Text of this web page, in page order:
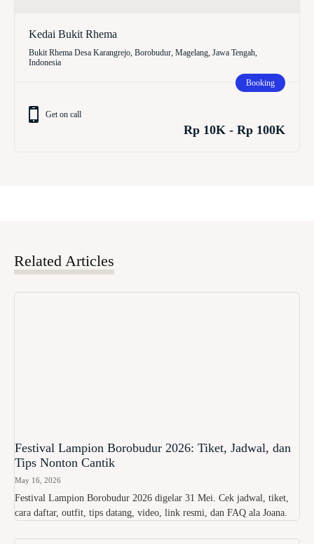
Kedai Bukit Rhema
Bukit Rhema Desa Karangrejo, Borobudur, Magelang, Jawa Tengah,
Indonesia
Booking
Get on call
Rp 10K - Rp 100K
Related Articles
Festival Lampion Borobudur 2026: Tiket, Jadwal, dan
Tips Nonton Cantik
May 16, 2026
Festival Lampion Borobudur 2026 digelar 31 Mei. Cek jadwal, tiket,
cara daftar, outfit, tips datang, video, link resmi, dan FAQ ala Joana.